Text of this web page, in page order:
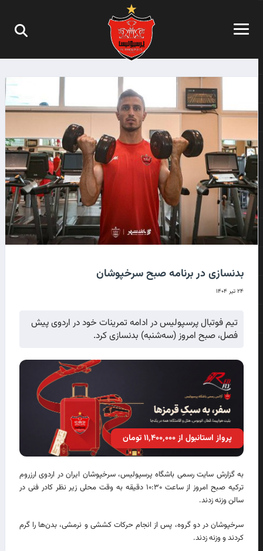
بدنسازی در برنامه صبح سرخپوشان
۲۴ تیر ۱۴۰۴
تیم فوتبال پرسپولیس در ادامه تمرینات خود در اردوی پیش
فصل، صبح امروز (سه‌شنبه) بدنسازی کرد.
پرواز استانبول از ۱۱٬۴۰۰٬۰۰۰ تومان
به گزارش سایت رسمی باشگاه پرسپولیس، سرخپوشان ایران در اردوی ارزروم
ترکیه صبح امروز از ساعت ۱۰:۳۰ دقیقه به وقت محلی زیر نظر کادر فنی در
سالن وزنه زدند.
سرخپوشان در دو گروه، پس از انجام حرکات کششی و نرمشی، بدن‌ها را گرم
کردند و وزنه زدند.